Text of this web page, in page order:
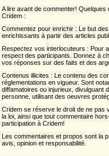
A lire avant de commenter!
Cridem :
Commentez pour enrichir : Le but
enrichissants à partir des articles
Respectez vos interlocuteurs : Pour
respect des participants. Donnez à
vos réponses sur des faits et des
Contenus illicites : Le contenu des
réglementations en vigueur. Sont
diffamatoires ou injurieux, divulguant
personne, utilisant des oeuvres
Cridem se réserve le droit de ne pas
la loi, ainsi que tout commentaire
participation à Cridem!
Les commentaires et propos sont la
avis, opinion et responsabilité.